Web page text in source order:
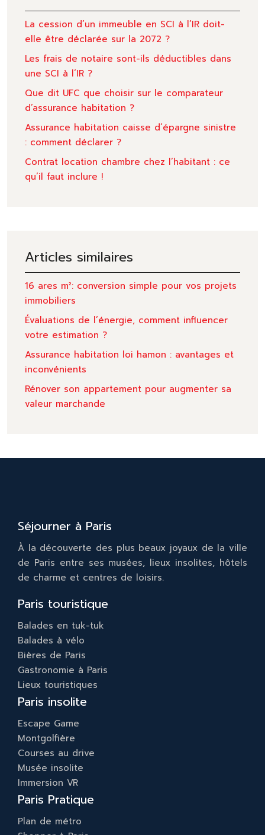
La cession d’un immeuble en SCI à l’IR doit-
elle être déclarée sur la 2072 ?
Les frais de notaire sont-ils déductibles dans
une SCI à l’IR ?
Que dit UFC que choisir sur le comparateur
d’assurance habitation ?
Assurance habitation caisse d’épargne sinistre
: comment déclarer ?
Contrat location chambre chez l’habitant : ce
qu’il faut inclure !
Articles similaires
16 ares m²: conversion simple pour vos projets
immobiliers
Évaluations de l’énergie, comment influencer
votre estimation ?
Assurance habitation loi hamon : avantages et
inconvénients
Rénover son appartement pour augmenter sa
valeur marchande
Séjourner à Paris
À la découverte des plus beaux joyaux de la ville
de Paris entre ses musées, lieux insolites, hôtels
de charme et centres de loisirs.
Paris touristique
Balades en tuk-tuk
Balades à vélo
Bières de Paris
Gastronomie à Paris
Lieux touristiques
Paris insolite
Escape Game
Montgolfière
Courses au drive
Musée insolite
Immersion VR
Paris Pratique
Plan de métro